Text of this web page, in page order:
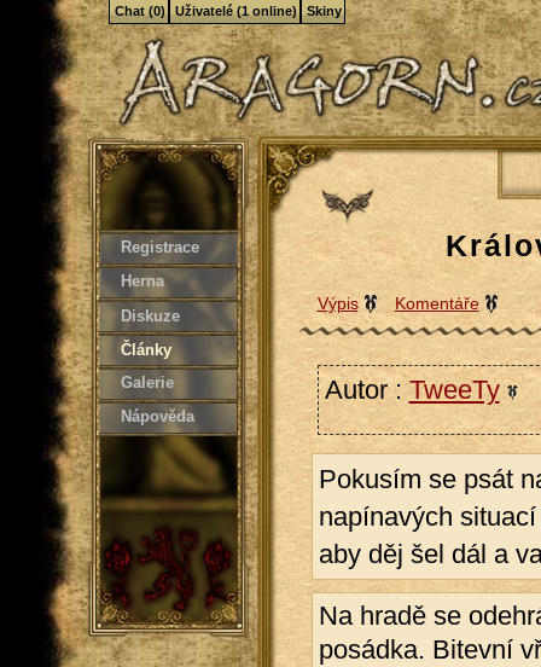
Registrace
Herna
Diskuze
Články
Galerie
Nápověda
Výpis Komentáře
Autor : TweeTy
Pokusím se psát
napínavých
aby děj šel dál a
Na hradě se
posádka. Bitevní
Chat (0) Uživatelé (1 online) Skiny